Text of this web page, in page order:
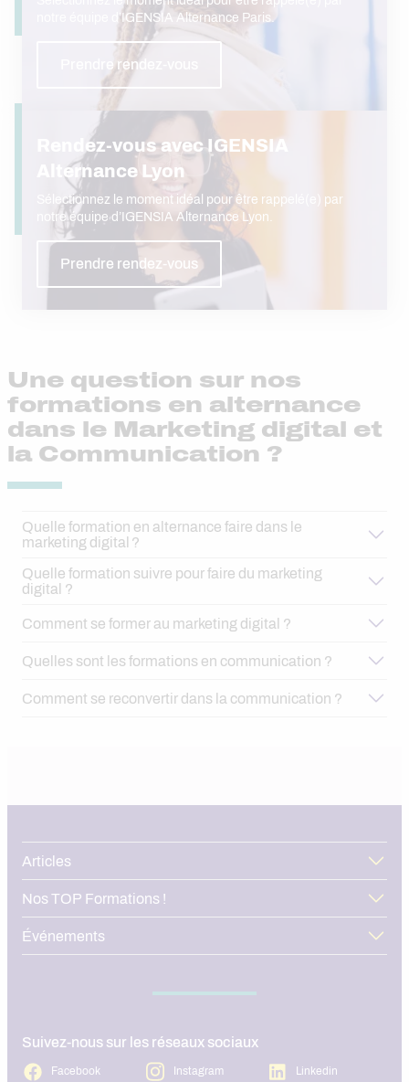
notre équipe d’IGENSIA Alternance Paris.
Prendre rendez-vous
Rendez-vous avec IGENSIA
Alternance Lyon
Sélectionnez le moment idéal pour être rappelé(e) par
notre équipe d’IGENSIA Alternance Lyon.
Prendre rendez-vous
Une question sur nos
formations en alternance
dans le Marketing digital et
la Communication ?
Quelle formation en alternance faire dans le
marketing digital ?
Quelle formation suivre pour faire du marketing
digital ?
Comment se former au marketing digital ?
Quelles sont les formations en communication ?
Comment se reconvertir dans la communication ?
alternance en communication
Articles
Nos TOP Formations !
Événements
Suivez-nous sur les réseaux sociaux
Facebook Instagram Linkedin